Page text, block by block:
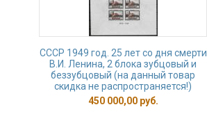
СССР 1949 год. 25 лет со дня смерти
В.И. Ленина, 2 блока зубцовый и
беззубцовый (на данный товар
скидка не распространяется!)
450 000,00 руб.